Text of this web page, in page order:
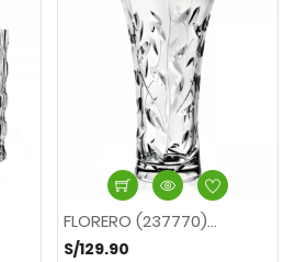
FLORERO (237770)...
S/129.90